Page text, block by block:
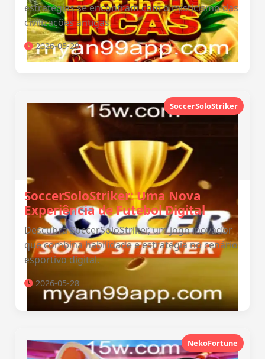
estratégias se encontram com o misticismo das
civilizações antigas.
2026-05-29
SoccerSoloStriker
SoccerSoloStriker: Uma Nova
Experiência de Futebol Digital
Descubra SoccerSoloStriker, um jogo inovador
que combina habilidade e estratégia no cenário
esportivo digital.
2026-05-28
NekoFortune